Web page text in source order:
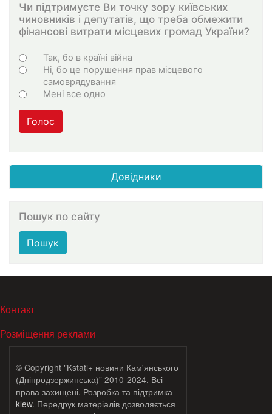
Чи підтримуєте Ви точку зору київських
чиновників і депутатів, що треба обмежити
фінансові витрати місцевих громад України?
Варіанти
Так, бо в країні війна
Ні, бо це порушення прав місцевого
самоврядування
Мені все одно
Голос
Довідники
Пошук по сайту
Пошук
МЕНЮ В ПОДВАЛЕ
Контакт
Розміщення реклами
© Copyright "Kstati+ новини Кам'янського
(Дніпродзержинська)" 2010-2024. Всі
права захищені. Розробка та підтримка
klew. Передрук матеріалів дозволяється